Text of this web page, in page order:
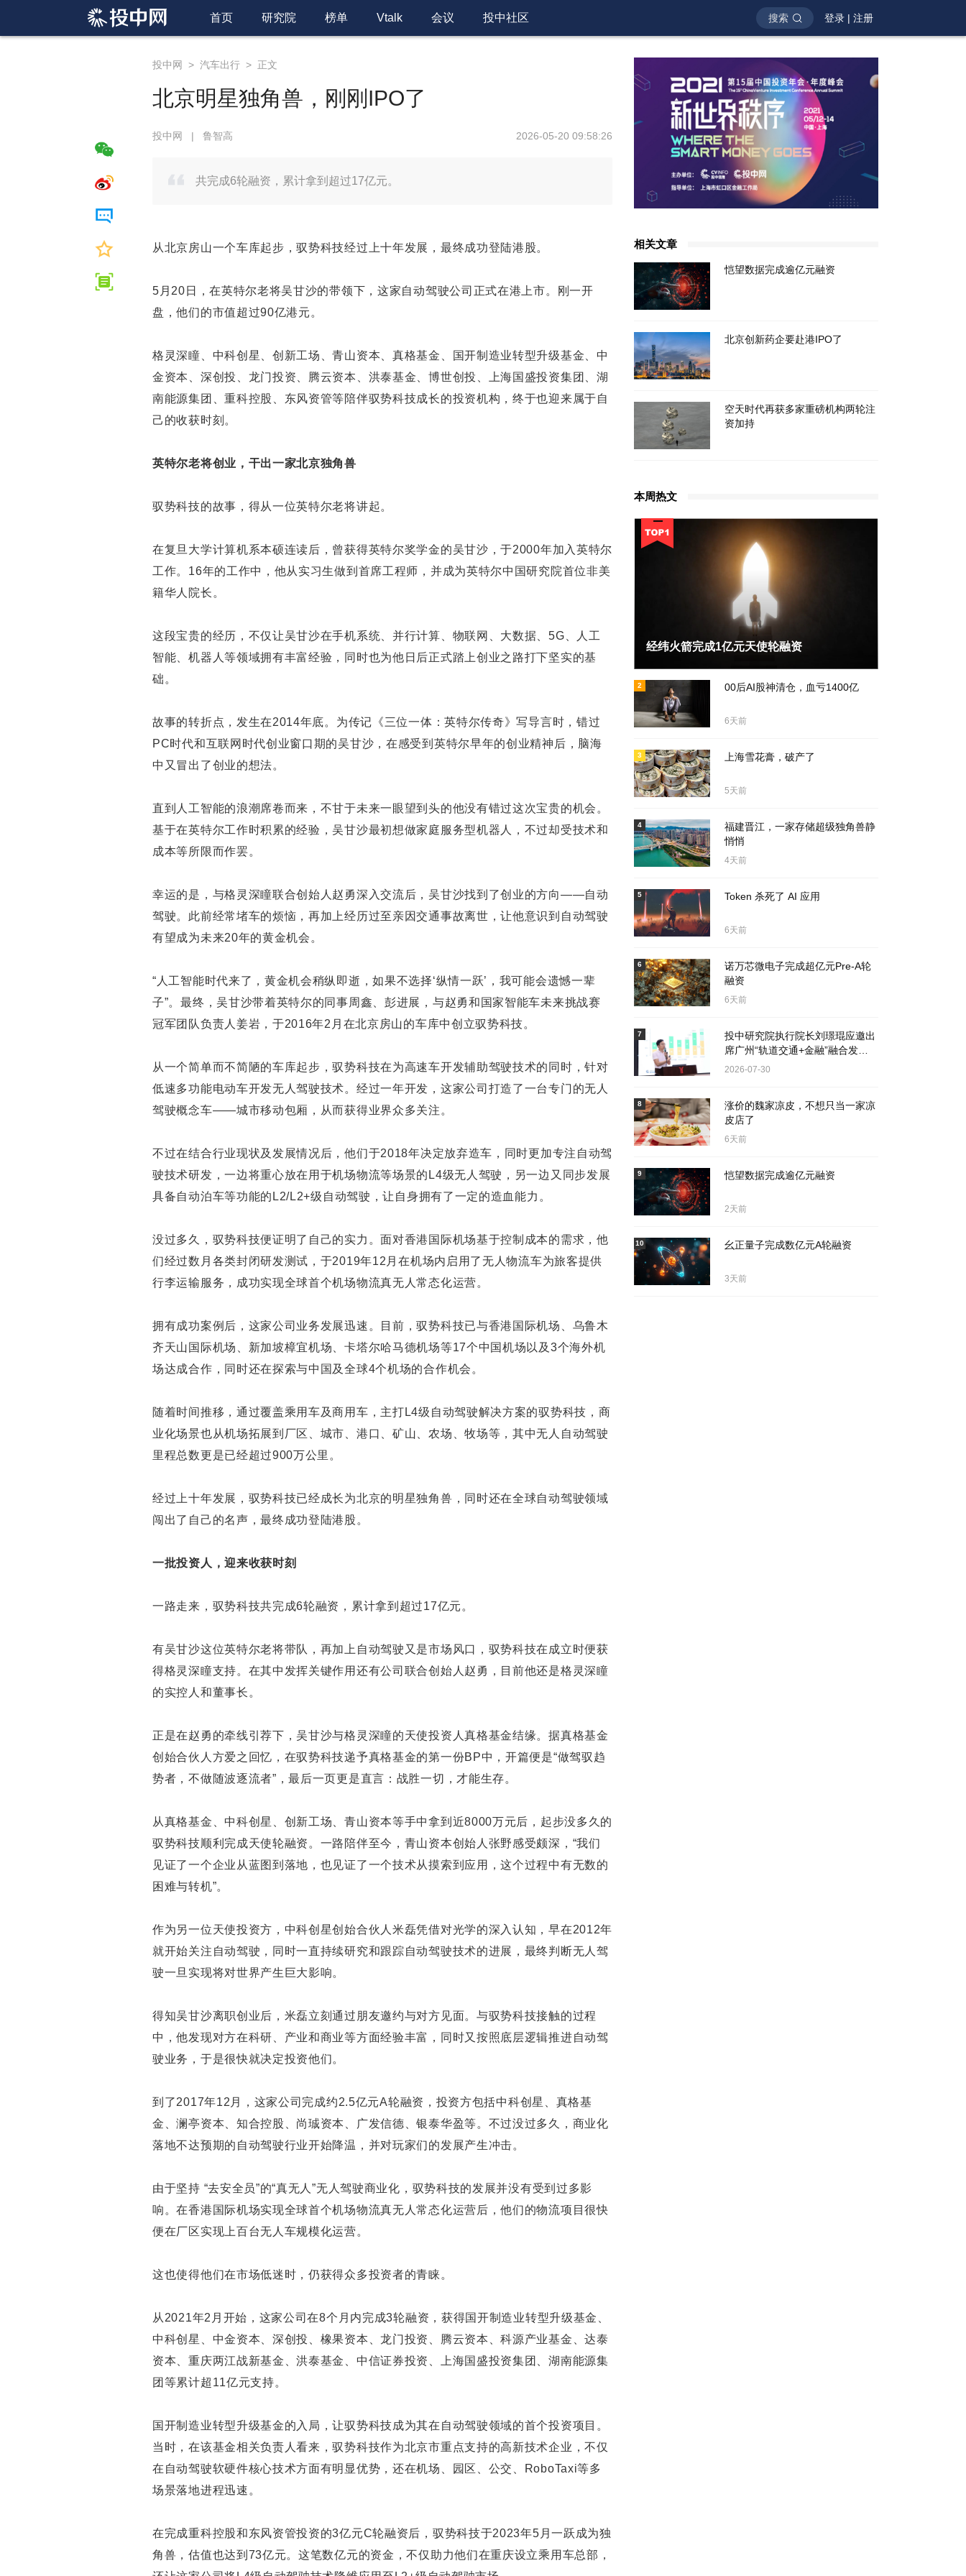
首页 研究院 榜单 Vtalk 会议 投中社区 搜索 登录 | 注册
投中网 > 汽车出行 > 正文
北京明星独角兽，刚刚IPO了
投中网 | 鲁智高 2026-05-20 09:58:26
共完成6轮融资，累计拿到超过17亿元。
从北京房山一个车库起步，驭势科技经过上十年发展，最终成功登陆港股。
5月20日，在英特尔老将吴甘沙的带领下，这家自动驾驶公司正式在港上市。刚一开
盘，他们的市值超过90亿港元。
格灵深瞳、中科创星、创新工场、青山资本、真格基金、国开制造业转型升级基金、中
金资本、深创投、龙门投资、腾云资本、洪泰基金、博世创投、上海国盛投资集团、湖
南能源集团、重科控股、东风资管等陪伴驭势科技成长的投资机构，终于也迎来属于自
己的收获时刻。
英特尔老将创业，干出一家北京独角兽
驭势科技的故事，得从一位英特尔老将讲起。
在复旦大学计算机系本硕连读后，曾获得英特尔奖学金的吴甘沙，于2000年加入英特尔
工作。16年的工作中，他从实习生做到首席工程师，并成为英特尔中国研究院首位非美
籍华人院长。
这段宝贵的经历，不仅让吴甘沙在手机系统、并行计算、物联网、大数据、5G、人工
智能、机器人等领域拥有丰富经验，同时也为他日后正式踏上创业之路打下坚实的基
础。
故事的转折点，发生在2014年底。为传记《三位一体：英特尔传奇》写导言时，错过
PC时代和互联网时代创业窗口期的吴甘沙，在感受到英特尔早年的创业精神后，脑海
中又冒出了创业的想法。
直到人工智能的浪潮席卷而来，不甘于未来一眼望到头的他没有错过这次宝贵的机会。
基于在英特尔工作时积累的经验，吴甘沙最初想做家庭服务型机器人，不过却受技术和
成本等所限而作罢。
幸运的是，与格灵深瞳联合创始人赵勇深入交流后，吴甘沙找到了创业的方向——自动
驾驶。此前经常堵车的烦恼，再加上经历过至亲因交通事故离世，让他意识到自动驾驶
有望成为未来20年的黄金机会。
“人工智能时代来了，黄金机会稍纵即逝，如果不选择‘纵情一跃’，我可能会遗憾一辈
子”。最终，吴甘沙带着英特尔的同事周鑫、彭进展，与赵勇和国家智能车未来挑战赛
冠军团队负责人姜岩，于2016年2月在北京房山的车库中创立驭势科技。
从一个简单而不简陋的车库起步，驭势科技在为高速车开发辅助驾驶技术的同时，针对
低速多功能电动车开发无人驾驶技术。经过一年开发，这家公司打造了一台专门的无人
驾驶概念车——城市移动包厢，从而获得业界众多关注。
不过在结合行业现状及发展情况后，他们于2018年决定放弃造车，同时更加专注自动驾
驶技术研发，一边将重心放在用于机场物流等场景的L4级无人驾驶，另一边又同步发展
具备自动泊车等功能的L2/L2+级自动驾驶，让自身拥有了一定的造血能力。
没过多久，驭势科技便证明了自己的实力。面对香港国际机场基于控制成本的需求，他
们经过数月各类封闭研发测试，于2019年12月在机场内启用了无人物流车为旅客提供
行李运输服务，成功实现全球首个机场物流真无人常态化运营。
拥有成功案例后，这家公司业务发展迅速。目前，驭势科技已与香港国际机场、乌鲁木
齐天山国际机场、新加坡樟宜机场、卡塔尔哈马德机场等17个中国机场以及3个海外机
场达成合作，同时还在探索与中国及全球4个机场的合作机会。
随着时间推移，通过覆盖乘用车及商用车，主打L4级自动驾驶解决方案的驭势科技，商
业化场景也从机场拓展到厂区、城市、港口、矿山、农场、牧场等，其中无人自动驾驶
里程总数更是已经超过900万公里。
经过上十年发展，驭势科技已经成长为北京的明星独角兽，同时还在全球自动驾驶领域
闯出了自己的名声，最终成功登陆港股。
一批投资人，迎来收获时刻
一路走来，驭势科技共完成6轮融资，累计拿到超过17亿元。
有吴甘沙这位英特尔老将带队，再加上自动驾驶又是市场风口，驭势科技在成立时便获
得格灵深瞳支持。在其中发挥关键作用还有公司联合创始人赵勇，目前他还是格灵深瞳
的实控人和董事长。
正是在赵勇的牵线引荐下，吴甘沙与格灵深瞳的天使投资人真格基金结缘。据真格基金
创始合伙人方爱之回忆，在驭势科技递予真格基金的第一份BP中，开篇便是“做驾驭趋
势者，不做随波逐流者”，最后一页更是直言：战胜一切，才能生存。
从真格基金、中科创星、创新工场、青山资本等手中拿到近8000万元后，起步没多久的
驭势科技顺利完成天使轮融资。一路陪伴至今，青山资本创始人张野感受颇深，“我们
见证了一个企业从蓝图到落地，也见证了一个技术从摸索到应用，这个过程中有无数的
困难与转机”。
作为另一位天使投资方，中科创星创始合伙人米磊凭借对光学的深入认知，早在2012年
就开始关注自动驾驶，同时一直持续研究和跟踪自动驾驶技术的进展，最终判断无人驾
驶一旦实现将对世界产生巨大影响。
得知吴甘沙离职创业后，米磊立刻通过朋友邀约与对方见面。与驭势科技接触的过程
中，他发现对方在科研、产业和商业等方面经验丰富，同时又按照底层逻辑推进自动驾
驶业务，于是很快就决定投资他们。
到了2017年12月，这家公司完成约2.5亿元A轮融资，投资方包括中科创星、真格基
金、澜亭资本、知合控股、尚珹资本、广发信德、银泰华盈等。不过没过多久，商业化
落地不达预期的自动驾驶行业开始降温，并对玩家们的发展产生冲击。
由于坚持 “去安全员”的“真无人”无人驾驶商业化，驭势科技的发展并没有受到过多影
响。在香港国际机场实现全球首个机场物流真无人常态化运营后，他们的物流项目很快
便在厂区实现上百台无人车规模化运营。
这也使得他们在市场低迷时，仍获得众多投资者的青睐。
从2021年2月开始，这家公司在8个月内完成3轮融资，获得国开制造业转型升级基金、
中科创星、中金资本、深创投、橡果资本、龙门投资、腾云资本、科源产业基金、达泰
资本、重庆两江战新基金、洪泰基金、中信证券投资、上海国盛投资集团、湖南能源集
团等累计超11亿元支持。
国开制造业转型升级基金的入局，让驭势科技成为其在自动驾驶领域的首个投资项目。
当时，在该基金相关负责人看来，驭势科技作为北京市重点支持的高新技术企业，不仅
在自动驾驶软硬件核心技术方面有明显优势，还在机场、园区、公交、RoboTaxi等多
场景落地进程迅速。
在完成重科控股和东风资管投资的3亿元C轮融资后，驭势科技于2023年5月一跃成为独
角兽，估值也达到73亿元。这笔数亿元的资金，不仅助力他们在重庆设立乘用车总部，
相关文章
恺望数据完成逾亿元融资
北京创新药企要赴港IPO了
空天时代再获多家重磅机构两轮注
资加持
本周热文
经纬火箭完成1亿元天使轮融资
6天前 00后AI股神清仓，血亏1400亿
6天前
2
上海雪花膏，破产了
5天前
3
福建晋江，一家存储超级独角兽静
悄悄
4天前
4
Token 杀死了 AI 应用
6天前
5
诺万芯微电子完成超亿元Pre-A轮
融资
6天前
6
投中研究院执行院长刘璟琨应邀出
席广州“轨道交通+金融”融合发展
座谈会
2026-07-30
7
涨价的魏家凉皮，不想只当一家凉
皮店了
6天前
8
恺望数据完成逾亿元融资
2天前
9
幺正量子完成数亿元A轮融资
3天前
10